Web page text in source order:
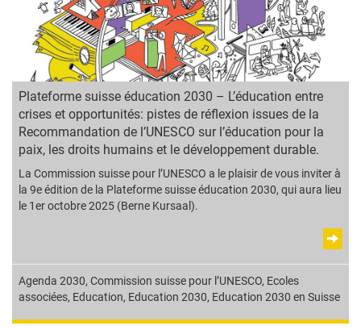
Plateforme suisse éducation 2030 – L’éducation entre
crises et opportunités: pistes de réflexion issues de la
Recommandation de l’UNESCO sur l’éducation pour la
paix, les droits humains et le développement durable.
La Commission suisse pour l’UNESCO a le plaisir de vous inviter à
la 9e édition de la Plateforme suisse éducation 2030, qui aura lieu
le 1er octobre 2025 (Berne Kursaal).
Agenda 2030, Commission suisse pour l’UNESCO, Ecoles
associées, Education, Education 2030, Education 2030 en Suisse